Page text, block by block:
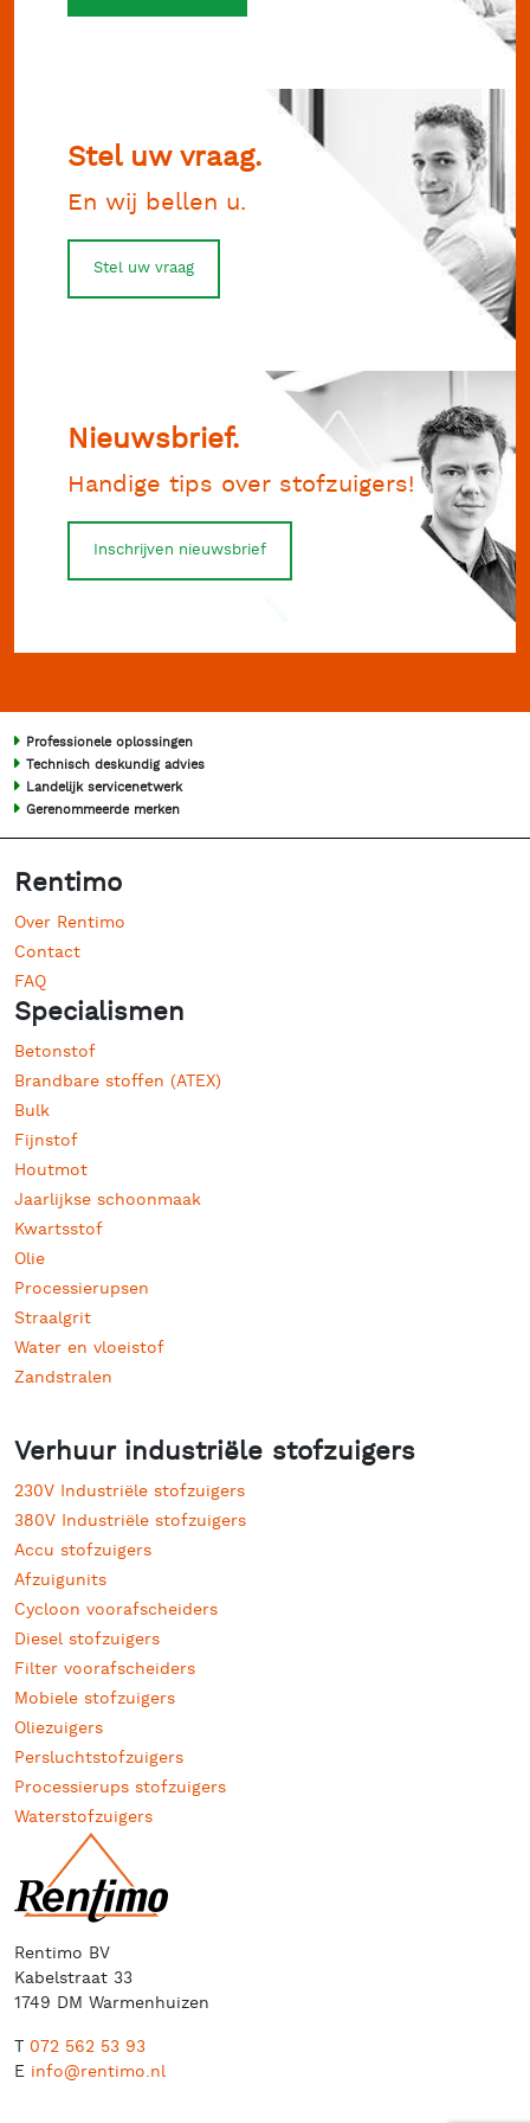
Stel uw vraag.
En wij bellen u.
Stel uw vraag
Nieuwsbrief.
Handige tips over stofzuigers!
Inschrijven nieuwsbrief
Professionele oplossingen
Technisch deskundig advies
Landelijk servicenetwerk
Gerenommeerde merken
Rentimo
Over Rentimo
Contact
FAQ
Specialismen
Betonstof
Brandbare stoffen (ATEX)
Bulk
Fijnstof
Houtmot
Jaarlijkse schoonmaak
Kwartsstof
Olie
Processierupsen
Straalgrit
Water en vloeistof
Zandstralen
Verhuur industriële stofzuigers
230V Industriële stofzuigers
380V Industriële stofzuigers
Accu stofzuigers
Afzuigunits
Cycloon voorafscheiders
Diesel stofzuigers
Filter voorafscheiders
Mobiele stofzuigers
Oliezuigers
Persluchtstofzuigers
Processierups stofzuigers
Waterstofzuigers
Rentimo BV
Kabelstraat 33
1749 DM Warmenhuizen
T 072 562 53 93
E info@rentimo.nl